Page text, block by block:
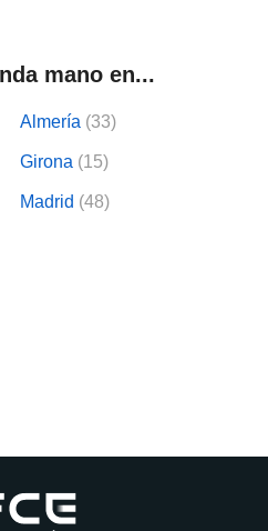
mano en...
Almería (33)
Girona (15)
Madrid (48)